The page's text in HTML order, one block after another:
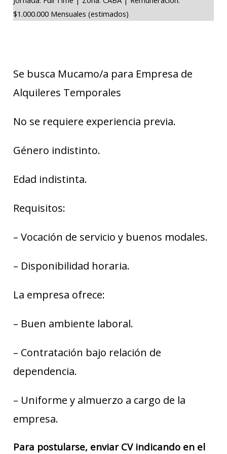
$1.000.000 Mensuales (estimados)
Se busca Mucamo/a para Empresa de
Alquileres Temporales
No se requiere experiencia previa.
Género indistinto.
Edad indistinta.
Requisitos:
– Vocación de servicio y buenos modales.
– Disponibilidad horaria.
La empresa ofrece:
– Buen ambiente laboral.
– Contratación bajo relación de
dependencia.
– Uniforme y almuerzo a cargo de la
empresa.
Para postularse, enviar CV indicando en el